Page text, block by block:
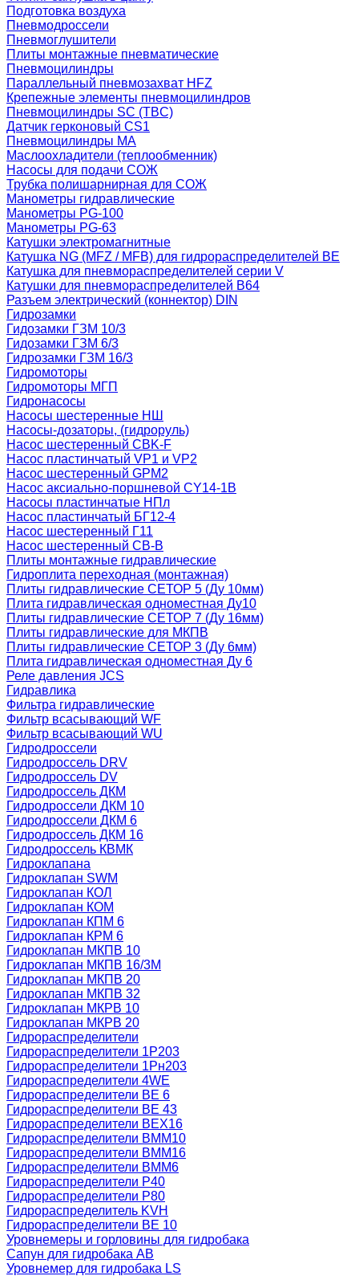
Подготовка воздуха
Пневмодроссели
Пневмоглушители
Плиты монтажные пневматические
Пневмоцилиндры
Параллельный пневмозахват HFZ
Крепежные элементы пневмоцилиндров
Пневмоцилиндры SC (TBC)
Датчик герконовый CS1
Пневмоцилиндры MA
Маслоохладители (теплообменник)
Насосы для подачи СОЖ
Трубка полишарнирная для СОЖ
Манометры гидравлические
Манометры PG-100
Манометры PG-63
Катушки электромагнитные
Катушка NG (MFZ / MFB) для гидрораспределителей ВЕ
Катушка для пневмораспределителей серии V
Катушки для пневмораспределителей В64
Разъем электрический (коннектор) DIN
Гидрозамки
Гидозамки ГЗМ 10/3
Гидозамки ГЗМ 6/3
Гидрозамки ГЗМ 16/3
Гидромоторы
Гидромоторы МГП
Гидронасосы
Насосы шестеренные НШ
Насосы-дозаторы, (гидроруль)
Насос шестеренный CBK-F
Насос пластинчатый VP1 и VP2
Насос шестеренный GPM2
Насос аксиально-поршневой CY14-1B
Насосы пластинчатые НПл
Насос пластинчатый БГ12-4
Насос шестеренный Г11
Насос шестеренный СВ-В
Плиты монтажные гидравлические
Гидроплита переходная (монтажная)
Плиты гидравлические СЕТОР 5 (Ду 10мм)
Плита гидравлическая одноместная Ду10
Плиты гидравлические СЕТОР 7 (Ду 16мм)
Плиты гидравлические для МКПВ
Плиты гидравлические СЕТОР 3 (Ду 6мм)
Плита гидравлическая одноместная Ду 6
Реле давления JCS
Гидравлика
Фильтра гидравлические
Фильтр всасывающий WF
Фильтр всасывающий WU
Гидродроссели
Гидродроссель DRV
Гидродроссель DV
Гидродроссель ДКМ
Гидродроссели ДКМ 10
Гидродроссели ДКМ 6
Гидродроссель ДКМ 16
Гидродроссель КВМК
Гидроклапана
Гидроклапан SWM
Гидроклапан КОЛ
Гидроклапан КОМ
Гидроклапан КПМ 6
Гидроклапан КРМ 6
Гидроклапан МКПВ 10
Гидроклапан МКПВ 16/3М
Гидроклапан МКПВ 20
Гидроклапан МКПВ 32
Гидроклапан МКРВ 10
Гидроклапан МКРВ 20
Гидрораспределители
Гидрораспределители 1Р203
Гидрораспределители 1Рн203
Гидрораспределители 4WE
Гидрораспределители ВЕ 6
Гидрораспределители ВЕ 43
Гидрораспределители ВЕХ16
Гидрораспределители ВММ10
Гидрораспределители ВММ16
Гидрораспределители ВММ6
Гидрораспределители Р40
Гидрораспределители Р80
Гидрораспределитель KVH
Гидрораспределители ВЕ 10
Уровнемеры и горловины для гидробака
Сапун для гидробака АВ
Уровнемер для гидробака LS